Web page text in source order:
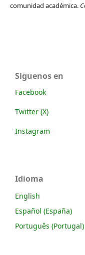
comunidad académica.
Siguenos en
Facebook
Twitter (X)
Instagram
Idioma
English
Español (España)
Português (Portugal)